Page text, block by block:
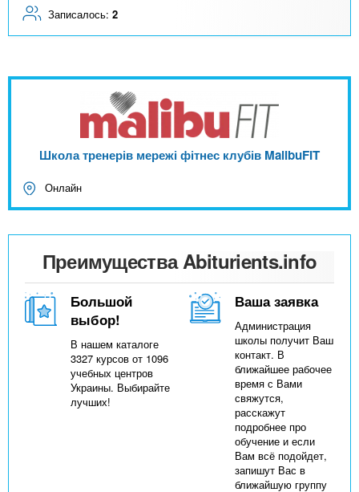
Записалось: 2
Школа тренерів мережі фітнес клубів MalibuFIT
Онлайн
Преимущества Abiturients.info
Большой
выбор!
В нашем каталоге
3327 курсов от 1096
учебных центров
Украины. Выбирайте
лучших!
Ваша заявка
Администрация
школы получит Ваш
контакт. В
ближайшее рабочее
время с Вами
свяжутся,
расскажут
подробнее про
обучение и если
Вам всё подойдет,
запишут Вас в
ближайшую группу